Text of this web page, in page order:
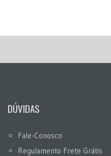
DÚVIDAS
Fale-Conosco
Regulamento Frete Grátis